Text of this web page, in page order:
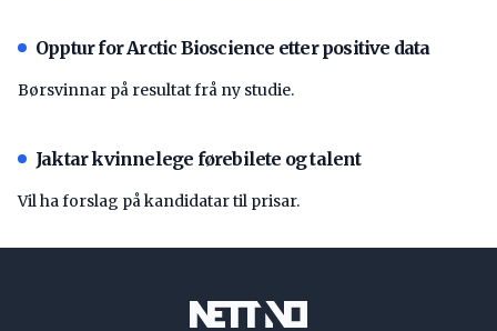
Opptur for Arctic Bioscience etter positive data
Børsvinnar på resultat frå ny studie.
Jaktar kvinnelege førebilete og talent
Vil ha forslag på kandidatar til prisar.